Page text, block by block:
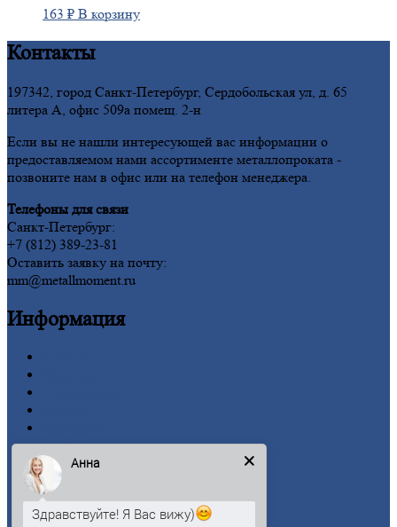
163 ₽ В корзину
Контакты
197342, город Санкт-Петербург, Сердобольская ул, д. 65
литера А, офис 509а помещ. 2-н
Если вы не нашли интересующей вас информации о
предоставляемом нами ассортименте металлопроката -
позвоните нам в офис или на телефон менеджера.
Телефоны для связи
Санкт-Петербург:
+7 (812) 389-23-81
Оставить заявку на почту:
mm@metallmoment.ru
Информация
Прайс-лист
Новости
Личный
Оформлениезаказа
Оплата
Анна
Здравствуйте! Я Вас вижу)